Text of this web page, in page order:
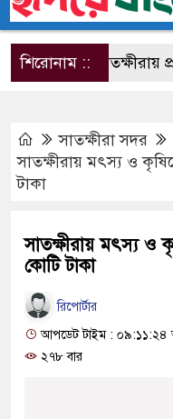
শিরোনাম ::সাতক্ষীরায়
সাতক্ষীরা সদর
সাতক্ষীরায় মৎস্য ও
টাকা
সাতক্ষীরায় মৎস্য ও
কোটি টাকা
রিপোর্টার
আপডেট টাইম : ০৯:১১:২৪
২৭৮ বার